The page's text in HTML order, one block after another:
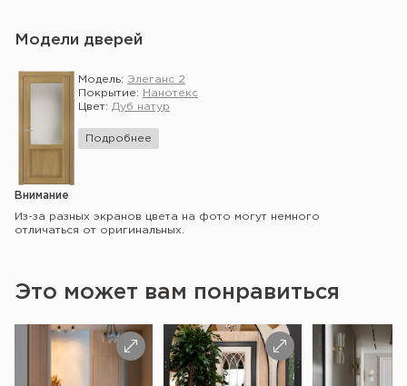
Модели дверей
Модель: Элеганс 2
Покрытие:
Нанотекс
Цвет: Дуб натур
Подробнее
Внимание
Из-за разных экранов цвета на фото могут немного
отличаться от оригинальных.
Это может вам понравиться